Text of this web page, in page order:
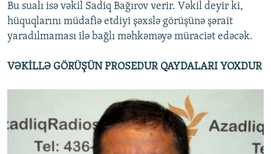
Bu sualı isə vəkil Sadiq Bağırov verir. Vəkil deyir ki,
hüquqlarını müdafiə etdiyi şəxslə görüşünə şərait
yaradılmaması ilə bağlı məhkəməyə müraciət edəcək.
VƏKİLLƏ GÖRÜŞÜN PROSEDUR QAYDALARI YOXDUR